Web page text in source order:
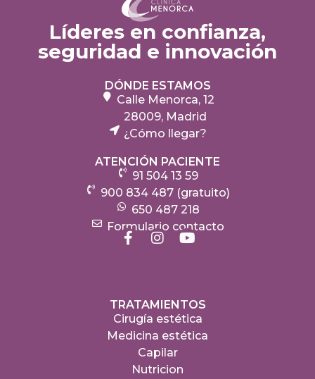
Líderes en confianza,
seguridad e innovación
DÓNDE ESTAMOS
Calle Menorca, 12
28009, Madrid
¿Cómo llegar?
ATENCIÓN PACIENTE
91 504 13 59
900 834 487 (gratuito)
650 487 218
Formulario contacto
TRATAMIENTOS
Cirugía estética
Medicina estética
Capilar
Nutricion